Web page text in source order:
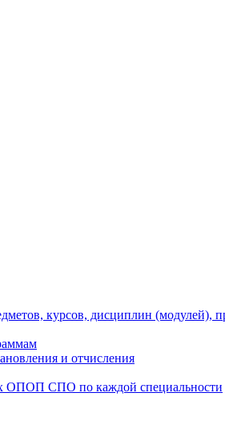
курсов, дисциплин (модулей),
и отчисления
ОПОП СПО по каждой специальности